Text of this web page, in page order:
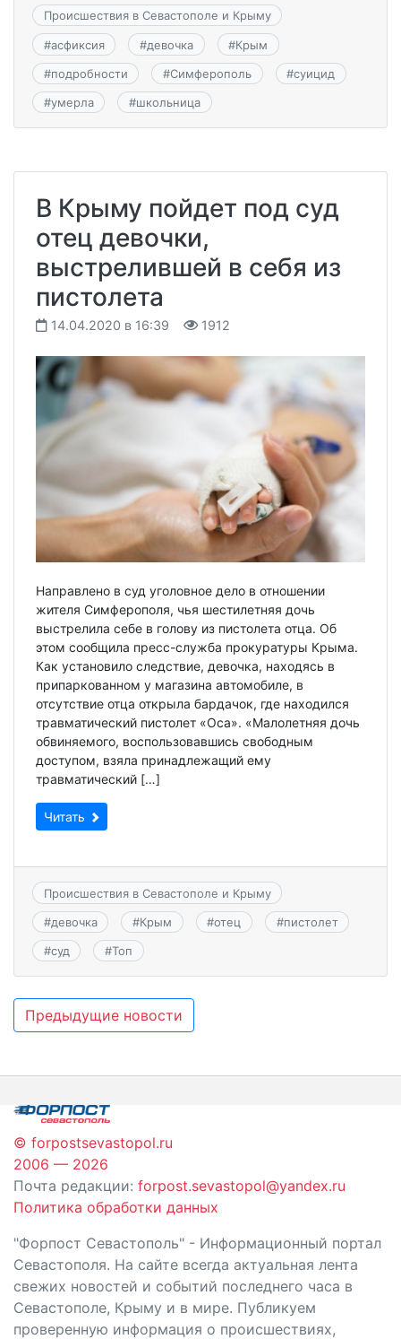
Происшествия в Севастополе и Крыму
#асфиксия #девочка #Крым
#подробности #Симферополь #суицид
#умерла #школьница
В Крыму пойдет под суд
отец девочки,
выстрелившей в себя из
пистолета
14.04.2020 в 16:39 1912
Направлено в суд уголовное дело в отношении
жителя Симферополя, чья шестилетняя дочь
выстрелила себе в голову из пистолета отца. Об
этом сообщила пресс-служба прокуратуры Крыма.
Как установило следствие, девочка, находясь в
припаркованном у магазина автомобиле, в
отсутствие отца открыла бардачок, где находился
травматический пистолет «Оса». «Малолетняя дочь
обвиняемого, воспользовавшись свободным
доступом, взяла принадлежащий ему
травматический […]
Читать
Происшествия в Севастополе и Крыму
#девочка #Крым #отец #пистолет
#суд #Топ
Навигация
записям
Предыдущие новости
© forpostsevastopol.ru
2006 — 2026
Почта редакции: forpost.sevastopol@yandex.ru
Политика обработки данных
"Форпост Севастополь" - Информационный портал
Севастополя. На сайте всегда актуальная лента
свежих новостей и событий последнего часа в
Севастополе, Крыму и в мире. Публикуем
проверенную информация о происшествиях,